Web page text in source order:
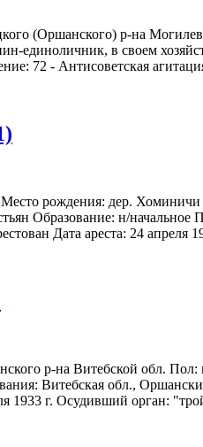
(Оршанского) р-на
единоличник, в своем
72 - Антисоветская
рождения: дер.
Образование: н/
Дата ареста: 24 апреля
р-на Витебской обл.
Витебская обл.,
1933 г. Осудивший орган: